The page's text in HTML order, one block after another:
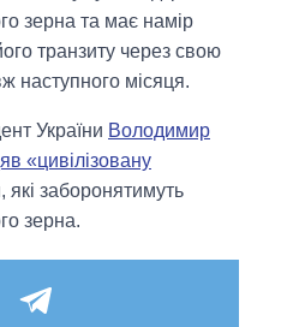
зерна та має намір
транзиту через свою
наступного місяця.
України Володимир
«цивілізовану
які заборонятимуть
зерна.